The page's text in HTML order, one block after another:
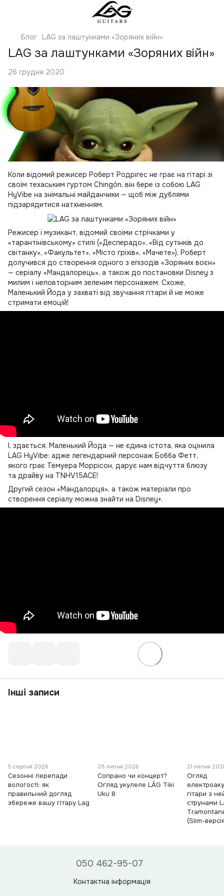
Блог LAG за лаштунками «Зоряних війн»
LAG за лаштунками «Зоряних війн»
26 грудня 2020
Коли відомий режисер Роберт Родрігес не грає на гітарі зі
своїм техаським гуртом Chingón, він бере із собою LAG
HyVibe на знімальні майданчики — щоб між дублями
підзарядитися натхненням.
Режисер і музикант, відомий своїми стрічками у
«тарантінівському» стилі («Десперадо», «Від сутінків до
світанку», «Факультет», «Місто гріхів», «Мачете»), Роберт
долучився до створення одного з епізодів «Зоряних воєн»
— серіалу «Мандалорець», а також до постановки Disney з
милим і неповторним зеленим персонажем. Схоже,
Маленький Йода у захваті від звучання гітари й не може
стримати емоцій!
І, здається, Маленький Йода — не єдина істота, яка оцінила
LAG HyVibe: адже легендарний персонаж Бобба Фетт,
якого грає Темуера Моррісон, дарує нам відчуття блюзу
та драйву на TNHV15ACE!
Другий сезон «Мандалорця», а також матеріали про
створення серіалу можна знайти на Disney+.
Інші записи
5 серпня 2026
Сезонні перепади
вологості: як
правильний догляд
збереже вашу гітару Lag
28 липня 2026
Сопрано чи концерт?
Огляд укулеле LÂG Tiki
Uku 8
21 липня
Огляд
гітари з
струнами
(Slim-
050 462-95-07
Контактна інформація